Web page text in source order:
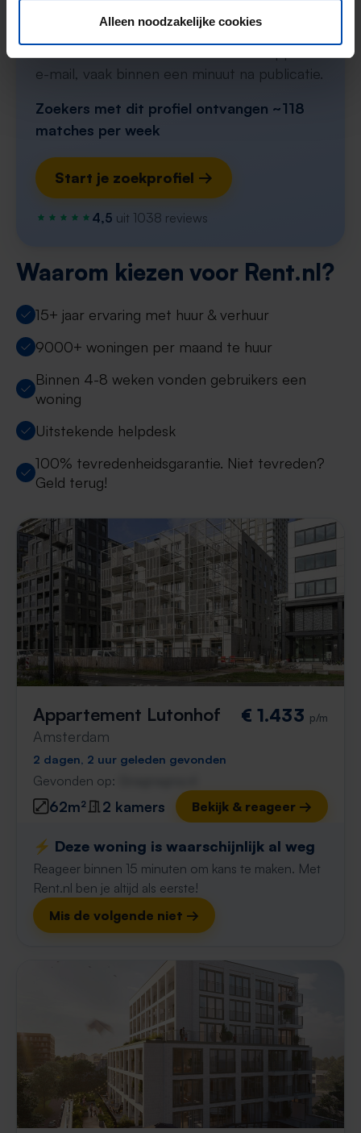
Alleen noodzakelijke cookies
Stel in één minuut je zoekprofiel in en krijg
e-mail, vaak binnen een minuut na publicatie.
Zoekers met dit profiel ontvangen ~118
matches per week
Start je zoekprofiel →
4,5 uit 1038 reviews
Waarom kiezen voor Rent.nl?
15+ jaar ervaring met huur & verhuur
9000+ woningen per maand te huur
Binnen 4-8 weken vonden gebruikers een
woning
Uitstekende helpdesk
100% tevredenheidsgarantie. Niet tevreden?
Geld terug!
Appartement Lutonhof
Amsterdam
€ 1.433 p/m
2 dagen, 2 uur geleden gevonden
Gevonden op:
62m² 2 kamers Bekijk & reageer →
⚡️ Deze woning is waarschijnlijk al weg
Reageer binnen 15 minuten om kans te maken. Met
Rent.nl ben je altijd als eerste!
Mis de volgende niet →